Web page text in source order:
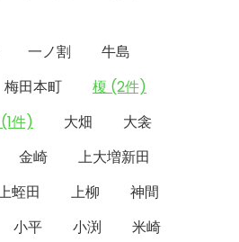
一ノ割
牛島
梅田本町
榎 (2件)
件) 大畑
大衾
金崎
上大増新田
蛭田 上柳
神間
小平 小渕
米崎